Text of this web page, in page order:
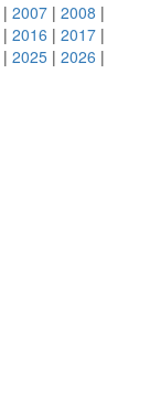
| 2007 | 2008 |
| 2016 | 2017 |
| 2025 | 2026 |